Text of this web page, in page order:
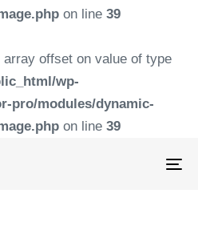
on line 39
offset on value of type
wp-
pro/modules/dynamic-
on line 39